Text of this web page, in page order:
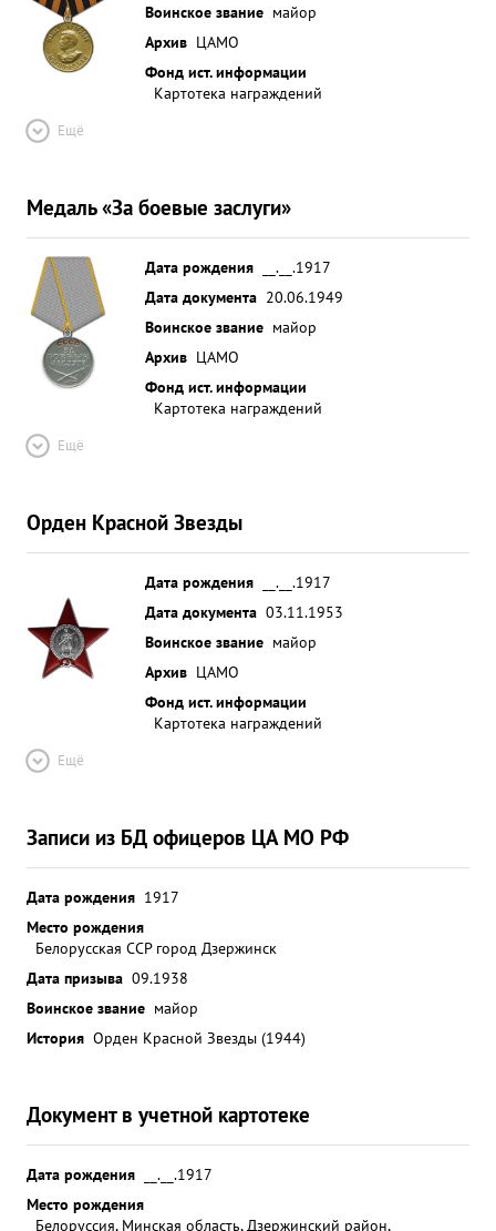
Воинское звание майор
Архив ЦАМО
Фонд ист. информации
Картотека награждений
Ещё
Медаль «За боевые заслуги»
Дата рождения
__.__.1917
Дата документа 20.06.1949
Воинское звание майор
Архив ЦАМО
Фонд ист. информации
Картотека награждений
Ещё
Орден Красной Звезды
Дата рождения
__.__.1917
Дата документа 03.11.1953
Воинское звание майор
Архив ЦАМО
Фонд ист. информации
Картотека награждений
Ещё
Записи из БД офицеров ЦА МО РФ
Дата рождения 1917
Место рождения
Белорусская ССР город Дзержинск
Дата призыва 09.1938
Воинское звание майор
История Орден Красной Звезды (1944)
Документ в учетной картотеке
Дата рождения
__.__.1917
Место рождения
Белоруссия, Минская область, Дзержинский район,